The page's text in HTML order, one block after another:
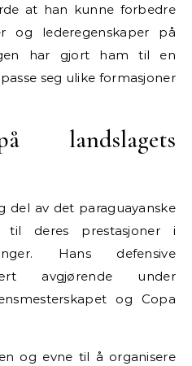
at han kunne forbedre
og lederegenskaper på
har gjort ham til en
seg ulike formasjoner
landslagets
av det paraguayanske
til deres prestasjoner i
Hans defensive
avgjørende under
og Copa
og evne til å organisere